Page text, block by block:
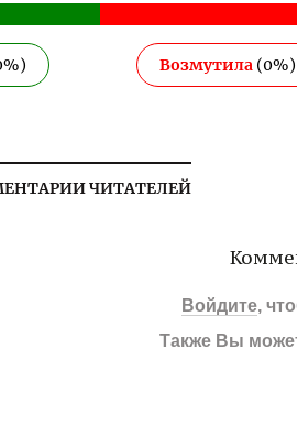
%) Возмутила (0%)
ЧИТАТЕЛЕЙ
Войдите,
Также Вы